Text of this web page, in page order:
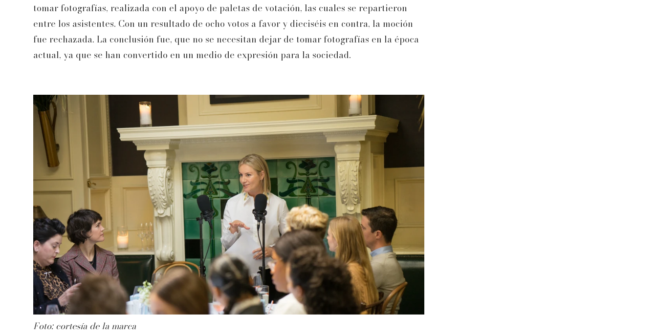
tomar fotografías, realizada con el apoyo de paletas de votación, las cuales se repartieron
entre los asistentes. Con un resultado de ocho votos a favor y dieciséis en contra, la moción
fue rechazada. La conclusión fue, que no se necesitan dejar de tomar fotografías en la época
actual, ya que se han convertido en un medio de expresión para la sociedad.
Foto: cortesía de la marca